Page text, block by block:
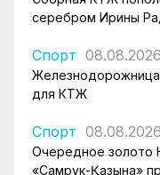
серебром Ирины
Спорт 08.08.2026
для КТЖ
Спорт 08.08.2026
Очередное золото
«Самрук-Қазына»